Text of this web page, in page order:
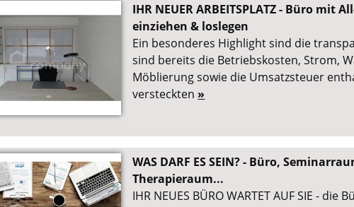
IHR NEUER ARBEITSPLATZ - Büro mit
einziehen & loslegen
Ein besonderes Highlight sind die
sind bereits die Betriebskosten, Strom,
Möblierung sowie die Umsatzsteuer
versteckten »
WAS DARF ES SEIN? - Büro,
Therapieraum...
IHR NEUES BÜRO WARTET AUF SIE -